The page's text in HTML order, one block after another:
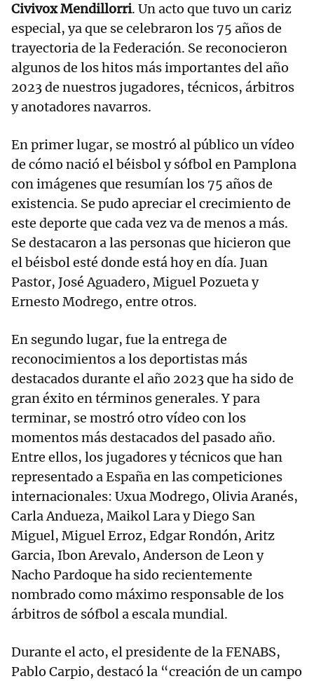
Civivox Mendillorri. Un acto que tuvo un cariz
especial, ya que se celebraron los 75 años de
trayectoria de la Federación. Se reconocieron
algunos de los hitos más importantes del año
2023 de nuestros jugadores, técnicos, árbitros
y anotadores navarros.
En primer lugar, se mostró al público un vídeo
de cómo nació el béisbol y sófbol en Pamplona
con imágenes que resumían los 75 años de
existencia. Se pudo apreciar el crecimiento de
este deporte que cada vez va de menos a más.
Se destacaron a las personas que hicieron que
el béisbol esté donde está hoy en día. Juan
Pastor, José Aguadero, Miguel Pozueta y
Ernesto Modrego, entre otros.
En segundo lugar, fue la entrega de
reconocimientos a los deportistas más
destacados durante el año 2023 que ha sido de
gran éxito en términos generales. Y para
terminar, se mostró otro vídeo con los
momentos más destacados del pasado año.
Entre ellos, los jugadores y técnicos que han
representado a España en las competiciones
internacionales: Uxua Modrego, Olivia Aranés,
Carla Andueza, Maikol Lara y Diego San
Miguel, Miguel Erroz, Edgar Rondón, Aritz
Garcia, Ibon Arevalo, Anderson de Leon y
Nacho Pardoque ha sido recientemente
nombrado como máximo responsable de los
árbitros de sófbol a escala mundial.
Durante el acto, el presidente de la FENABS,
Pablo Carpio, destacó la “creación de un campo